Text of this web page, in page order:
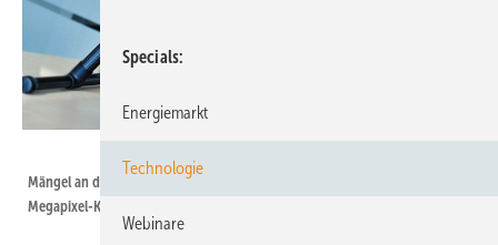
Mängel an der Windenergieanlage nimmt die Drohne mit der 61-
Megapixel-Kamera auf.
Specials
Energiemarkt
Technologie
Webinare